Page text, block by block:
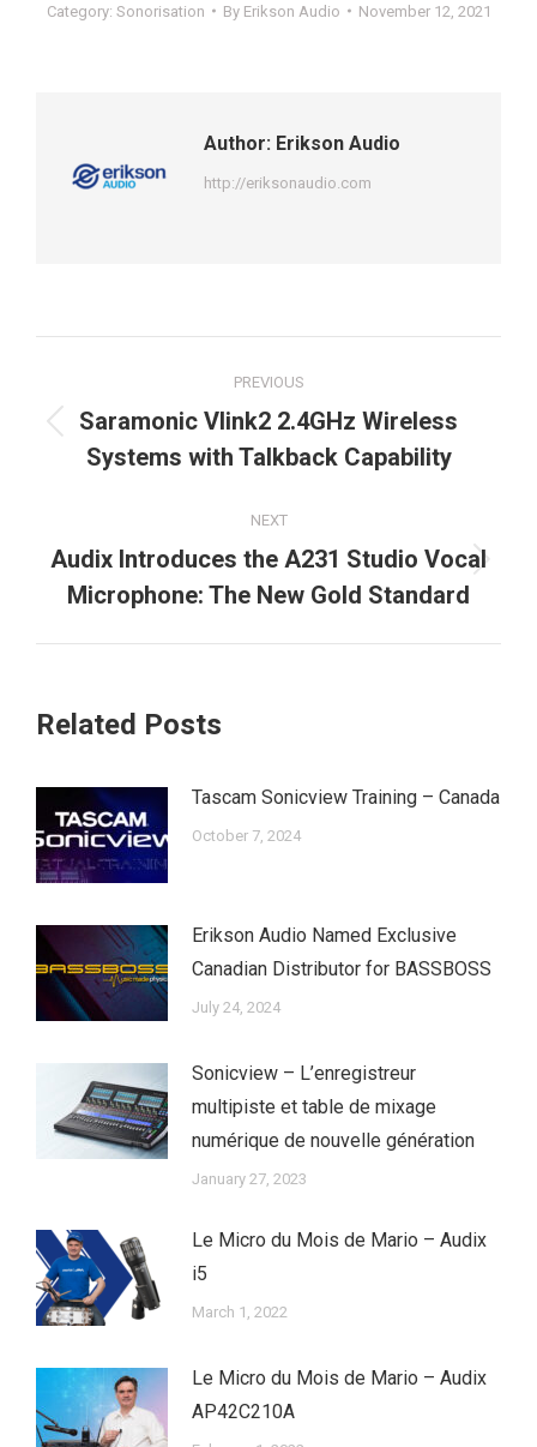
Category: Sonorisation By Erikson Audio November 12, 2021
Author: Erikson Audio
http://eriksonaudio.com
navigation
PREVIOUS
Previous
post:
Saramonic Vlink2 2.4GHz Wireless
Systems with Talkback Capability
NEXT
Next
post:
Audix Introduces the A231 Studio Vocal
Microphone: The New Gold Standard
Related Posts
Tascam Sonicview Training – Canada
October 7, 2024
Erikson Audio Named Exclusive
Canadian Distributor for BASSBOSS
July 24, 2024
Sonicview – L’enregistreur
multipiste et table de mixage
numérique de nouvelle génération
January 27, 2023
Le Micro du Mois de Mario – Audix
i5
March 1, 2022
Le Micro du Mois de Mario – Audix
AP42C210A